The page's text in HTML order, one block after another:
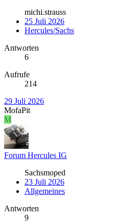
michi.strauss
25 Juli 2026
Hercules/Sachs
Antworten
6
Aufrufe
214
29 Juli 2026
MofaPit
M
Forum Hercules IG
Sachsmoped
23 Juli 2026
Allgemeines
Antworten
9